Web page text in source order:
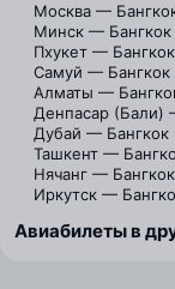
Москва —
Минск — Бангкок
Пхукет — Бангкок
Самуй — Бангкок
Алматы —
Денпасар (Бали)
Дубай — Бангкок
Ташкент —
Нячанг — Бангкок
Иркутск —
Авиабилеты в